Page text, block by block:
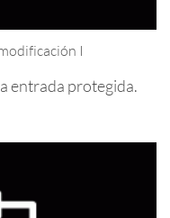
I
entrada protegida.